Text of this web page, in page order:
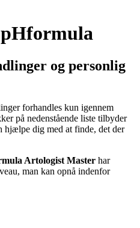
og personlig
forhandles kun igennem
på nedenstående liste tilbyder
hjælpe dig med at finde, det der
Artologist Master har
man kan opnå indenfor